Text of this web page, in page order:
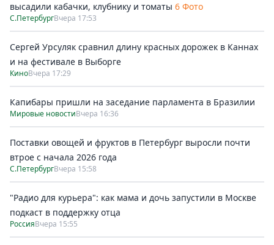
высадили кабачки, клубнику и томаты 6 Фото
С.ПетербургВчера 17:53
Сергей Урсуляк сравнил длину красных дорожек в Каннах
и на фестивале в Выборге
КиноВчера 17:29
Капибары пришли на заседание парламента в Бразилии
Мировые новостиВчера 16:36
Поставки овощей и фруктов в Петербург выросли почти
втрое с начала 2026 года
С.ПетербургВчера 15:58
"Радио для курьера": как мама и дочь запустили в Москве
подкаст в поддержку отца
РоссияВчера 15:55